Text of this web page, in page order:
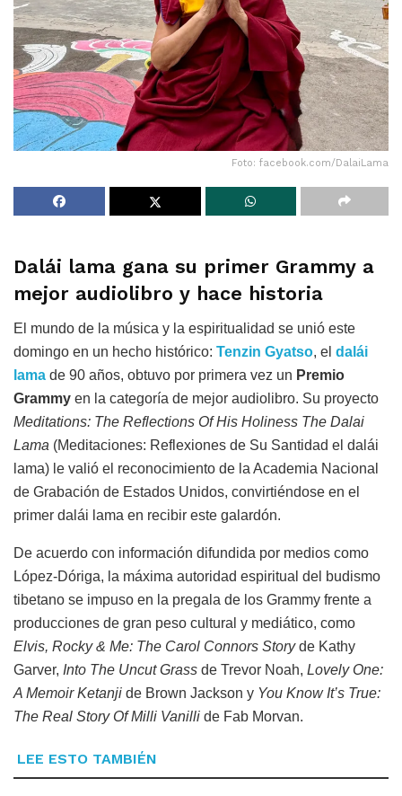
Foto: facebook.com/DalaiLama
Dalái lama gana su primer Grammy a
mejor audiolibro y hace historia
El mundo de la música y la espiritualidad se unió este
domingo en un hecho histórico: Tenzin Gyatso, el dalái
lama de 90 años, obtuvo por primera vez un Premio
Grammy en la categoría de mejor audiolibro. Su proyecto
Meditations: The Reflections Of His Holiness The Dalai
Lama (Meditaciones: Reflexiones de Su Santidad el dalái
lama) le valió el reconocimiento de la Academia Nacional
de Grabación de Estados Unidos, convirtiéndose en el
primer dalái lama en recibir este galardón.
De acuerdo con información difundida por medios como
López-Dóriga, la máxima autoridad espiritual del budismo
tibetano se impuso en la pregala de los Grammy frente a
producciones de gran peso cultural y mediático, como
Elvis, Rocky & Me: The Carol Connors Storyde Kathy
Garver, Into The Uncut Grass de Trevor Noah, Lovely One:
A Memoir Ketanji de Brown Jackson y You Know It’s True:
The Real Story Of Milli Vanilli de Fab Morvan.
LEE ESTO TAMBIÉN